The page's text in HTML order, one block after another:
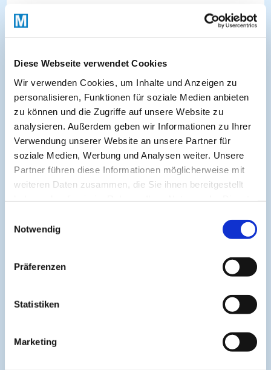
Diese Webseite verwendet Cookies
Wir verwenden Cookies, um Inhalte und Anzeigen zu
personalisieren, Funktionen für soziale Medien anbieten
zu können und die Zugriffe auf unsere Website zu
analysieren. Außerdem geben wir Informationen zu Ihrer
Verwendung unserer Website an unsere Partner für
soziale Medien, Werbung und Analysen weiter. Unsere
Partner führen diese Informationen möglicherweise mit
weiteren Daten zusammen, die Sie ihnen bereitgestellt
Notwendig
Präferenzen
Statistiken
Marketing
Archivierte Kurse:
Versorgung von Patientinnen mit Spastik
in Pflegeheimen
Zur Verbesserung der Übersichtlichkeit werden nur die
Darstellung kompakt und fokussiert zu halten.
c/o CME-Verlag Medcram